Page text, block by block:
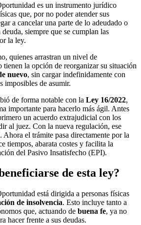
es un instrumento jurídico
que, por no poder atender sus
a cancelar una parte de lo adeudado o
siempre que se cumplan las
la ley.
quienes arrastran un nivel de
tienen la opción de reorganizar su situación
nuevo, sin cargar indefinidamente con
imposibles de asumir.
de forma notable con la Ley 16/2022,
importante para hacerlo más ágil. Antes
un acuerdo extrajudicial con los
al juez. Con la nueva regulación, ese
Ahora el trámite pasa directamente por la
tiempos, abarata costes y facilita la
del Pasivo Insatisfecho (EPI).
de esta ley?
está dirigida a personas físicas
de insolvencia. Esto incluye tanto a
que, actuando de buena fe, ya no
hacer frente a sus deudas.